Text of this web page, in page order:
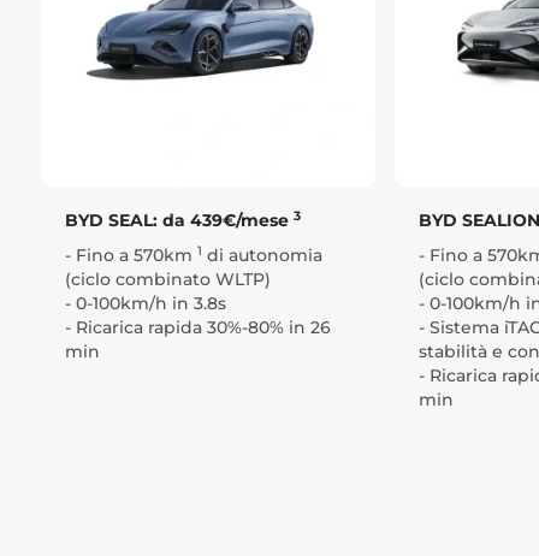
BYD SEAL: da 439€/mese 3
- Fino a 570km 1 di autonomia
(ciclo combinato WLTP)
- 0-100km/h in 3.8s
- Ricarica rapida 30%-80% in 26
min
BYD
- Fino a
(ciclo
- 0-100km/h
- Sistema
stabilità e
- Ricarica
min